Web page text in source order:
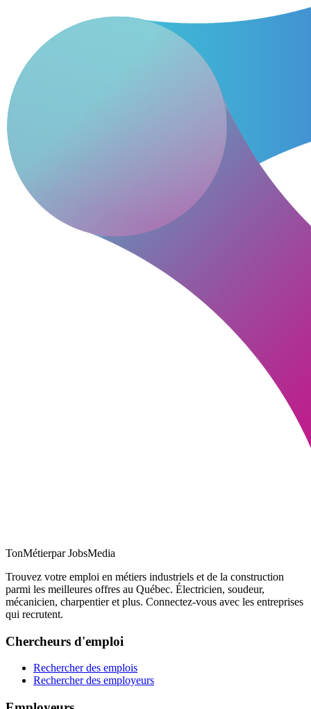
TonMétierpar JobsMedia
Trouvez votre emploi en métiers industriels et de la construction
parmi les meilleures offres au Québec. Électricien, soudeur,
mécanicien, charpentier et plus. Connectez-vous avec les entreprises
qui recrutent.
Chercheurs d'emploi
Rechercher des emplois
Rechercher des employeurs